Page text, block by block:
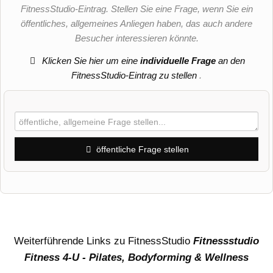
FitnessStudio-Eintrag. Stellen Sie eine Frage, wenn Sie ein
öffentliches, allgemeines Anliegen haben, das auch andere
Besucher interessieren könnte.
Klicken Sie hier um eineindividuelle Frage an den
FitnessStudio-Eintrag zu stellen .
öffentliche Frage stellen
Weiterführende Links zu FitnessStudio Fitnessstudio
Fitness 4-U - Pilates, Bodyforming & Wellness